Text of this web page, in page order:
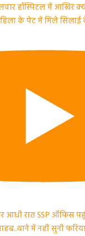
हॉस्पिटल में आखिर
के पेट में मिले
आधी रात SSP ऑफिस
में नहीं सुनी